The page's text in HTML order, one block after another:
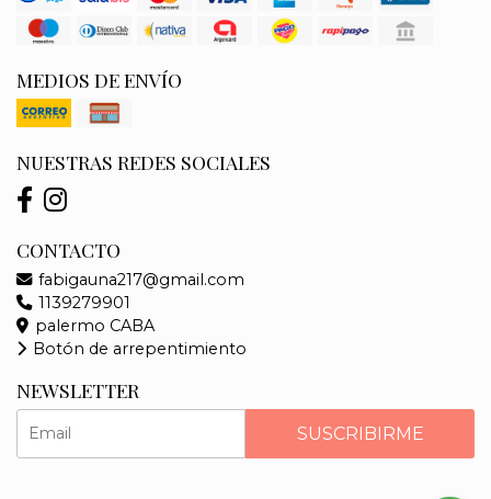
MEDIOS DE ENVÍO
NUESTRAS REDES SOCIALES
CONTACTO
fabigauna217@gmail.com
1139279901
palermo CABA
Botón de arrepentimiento
NEWSLETTER
SUSCRIBIRME